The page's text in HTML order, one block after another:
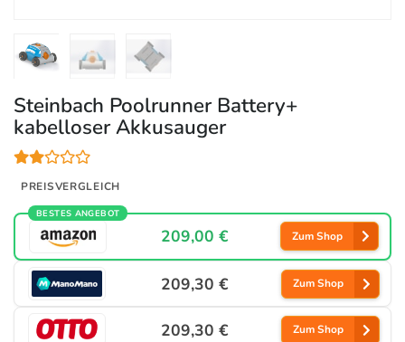
Steinbach Poolrunner Battery+
kabelloser Akkusauger
PREISVERGLEICH
BESTES ANGEBOT
209,00 € Zum Shop
209,30 € Zum Shop
209,30 € Zum Shop